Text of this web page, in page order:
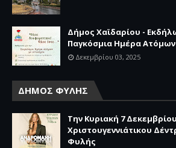
Δήμος Χαϊδαρίου -
Παγκόσμια Ημέρα
Δεκεμβρίου 03, 2025
ΔΗΜΟΣ ΦΥΛΗΣ
Την Κυριακή 7
Χριστουγεννιάτικου
Φυλής